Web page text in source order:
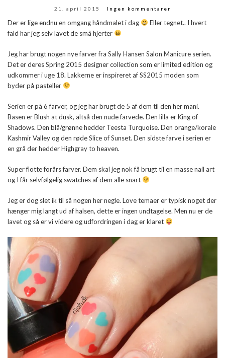
21. april 2015 Ingen kommentarer
Der er lige endnu en omgang håndmalet i dag
Eller tegnet.. I hvert
fald har jeg selv lavet de små hjerter
Jeg har brugt nogen nye farver fra Sally Hansen Salon Manicure serien.
Det er deres Spring 2015 designer collection som er limited edition og
udkommer i uge 18. Lakkerne er inspireret af SS2015 moden som
byder på pasteller
Serien er på 6 farver, og jeg har brugt de 5 af dem til den her mani.
Basen er Blush at dusk, altså den nude farvede. Den lilla er King of
Shadows. Den blå/grønne hedder Teesta Turquoise. Den orange/korale
Kashmir Valley og den røde Slice of Sunset. Den sidste farve i serien er
en grå der hedder Highgray to heaven.
Super flotte forårs farver. Dem skal jeg nok få brugt til en masse nail art
og I får selvfølgelig swatches af dem alle snart
Jeg er dog slet ik til så nogen her negle. Love temaer er typisk noget der
hænger mig langt ud af halsen, dette er ingen undtagelse. Men nu er de
lavet og så er vi videre og udfordringen i dag er klaret